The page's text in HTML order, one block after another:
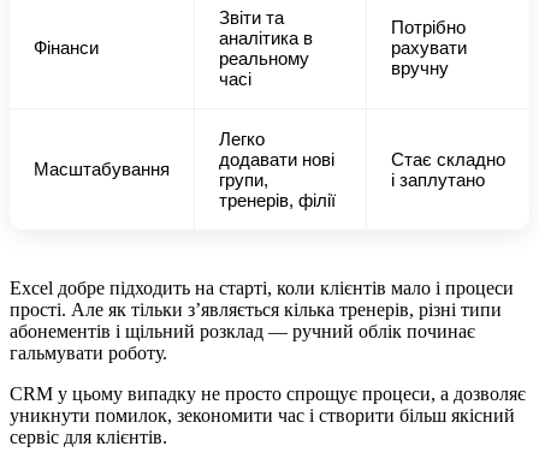
Фінанси
Звіти та
аналітика в
реальному
часі
Потрібно
рахувати
вручну
Масштабування
Легко
додавати нові
групи,
тренерів, філії
Стає складно
і заплутано
Excel добре підходить на старті, коли клієнтів мало і процеси
прості. Але як тільки з’являється кілька тренерів, різні типи
абонементів і щільний розклад — ручний облік починає
гальмувати роботу.
CRM у цьому випадку не просто спрощує процеси, а дозволяє
уникнути помилок, зекономити час і створити більш якісний
сервіс для клієнтів.